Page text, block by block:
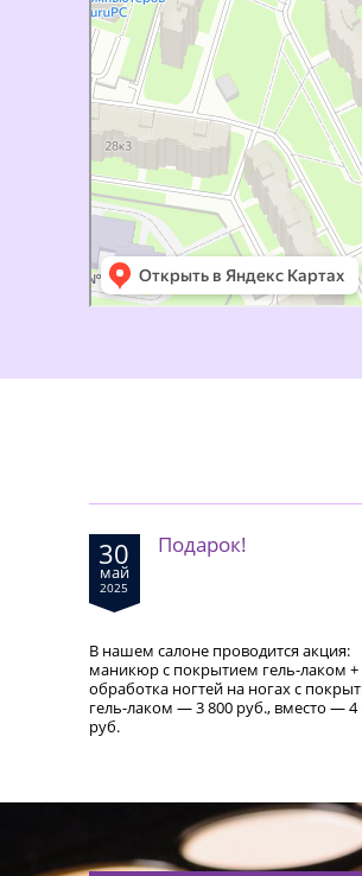
30
май
2025
Подарок!
В нашем салоне проводится акция:
маникюр с покрытием гель-лаком +
обработка ногтей на ногах с
гель-лаком — 3 800 руб., вместо — 4
руб.